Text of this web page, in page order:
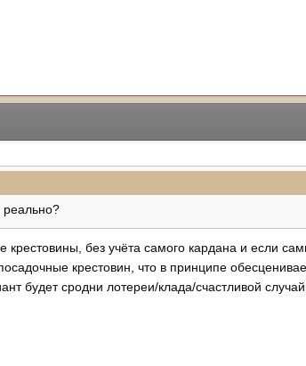
реально?
крестовины, без учёта самого кардана и если
крестовин, что в принципе
будет сродни лотереи/клада/счастливой